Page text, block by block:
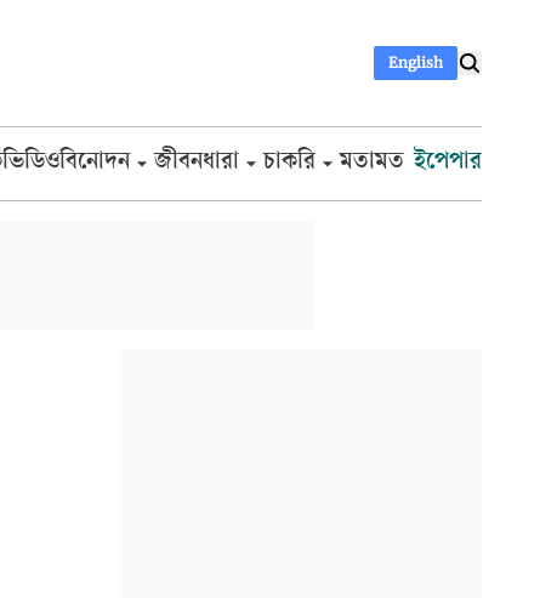
English
ভিডিওবিনোদন জীবনধারা চাকরি মতামত ইপেপার